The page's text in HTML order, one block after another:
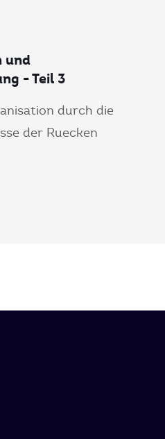
und
- Teil 3
durch die
der Ruecken